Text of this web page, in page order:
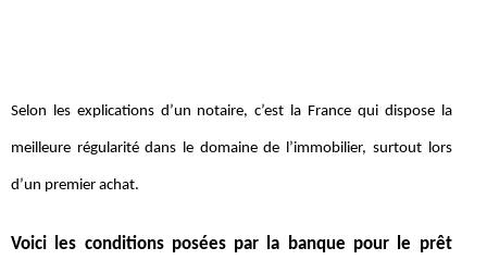
Selon les explications d’un notaire, c’est la France qui dispose la
meilleure régularité dans le domaine de l’immobilier, surtout lors
d’un premier achat.
Voici les conditions posées par la banque pour le prêt